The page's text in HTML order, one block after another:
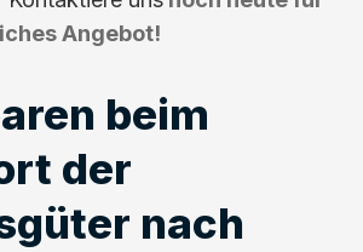
Angebot!
beim
der
nach